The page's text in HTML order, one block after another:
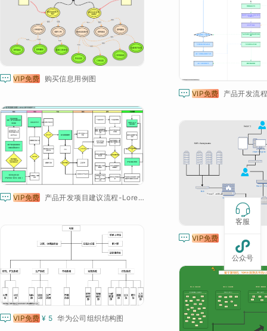
 VIP免费 产品开发流
 VIP免费 购买信息用例图
 VIP免费 产品开发项目建议流程-Lorenz-20150529V1.0
 VIP免费
 VIP免费 ¥ 5 华为公司组织结构图

客服

公众号